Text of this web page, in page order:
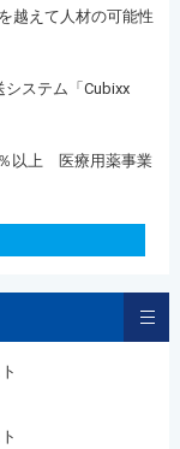
越えて人材の可能性
ステム「Cubixx
以上 医療用薬事業